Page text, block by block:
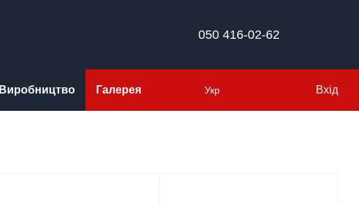
050 416-02-62
Виробництво Галерея Укр Вхід